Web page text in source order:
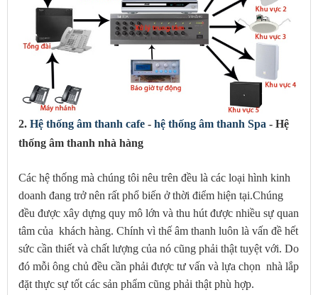
2. Hệ thống âm thanh cafe - hệ thống âm thanh Spa - Hệ
thống âm thanh nhà hàng
Các hệ thống mà chúng tôi nêu trên đều là các loại hình kinh
doanh đang trở nên rất phổ biến ở thời điểm hiện tại.Chúng
đều được xây dựng quy mô lớn và thu hút được nhiều sự quan
tâm của khách hàng. Chính vì thế âm thanh luôn là vấn đề hết
sức cần thiết và chất lượng của nó cũng phải thật tuyệt với. Do
đó mỗi ông chủ đều cần phải được tư vấn và lựa chọn nhà lắp
đặt thực sự tốt các sản phẩm cũng phải thật phù hợp.